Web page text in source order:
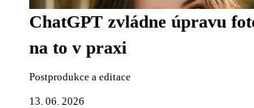
ChatGPT zvládne úpravu
na to v praxi
Postprodukce a editace
13. 06. 2026